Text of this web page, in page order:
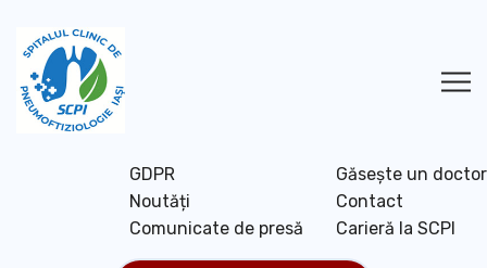
GDPR
Noutăți
Comunicate de presă
Găsește un doctor
Contact
Carieră la SCPI